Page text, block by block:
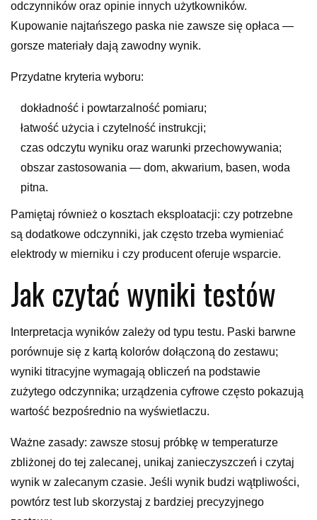
odczynników oraz opinie innych użytkowników.
Kupowanie najtańszego paska nie zawsze się opłaca —
gorsze materiały dają zawodny wynik.
Przydatne kryteria wyboru:
dokładność i powtarzalność pomiaru;
łatwość użycia i czytelność instrukcji;
czas odczytu wyniku oraz warunki przechowywania;
obszar zastosowania — dom, akwarium, basen, woda
pitna.
Pamiętaj również o kosztach eksploatacji: czy potrzebne
są dodatkowe odczynniki, jak często trzeba wymieniać
elektrody w mierniku i czy producent oferuje wsparcie.
Jak czytać wyniki testów
Interpretacja wyników zależy od typu testu. Paski barwne
porównuje się z kartą kolorów dołączoną do zestawu;
wyniki titracyjne wymagają obliczeń na podstawie
zużytego odczynnika; urządzenia cyfrowe często pokazują
wartość bezpośrednio na wyświetlaczu.
Ważne zasady: zawsze stosuj próbkę w temperaturze
zbliżonej do tej zalecanej, unikaj zanieczyszczeń i czytaj
wynik w zalecanym czasie. Jeśli wynik budzi wątpliwości,
powtórz test lub skorzystaj z bardziej precyzyjnego